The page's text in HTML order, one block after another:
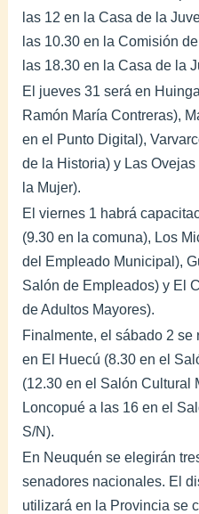
las 12 en la Casa de la
las 10.30 en la Comisión
las 18.30 en la Casa de la
El jueves 31 será en
Ramón María Contreras),
en el Punto Digital),
de la Historia) y Las
la Mujer).
El viernes 1 habrá
(9.30 en la comuna), Los
del Empleado Municipal),
Salón de Empleados) y El
de Adultos Mayores).
Finalmente, el sábado 2
en El Huecú (8.30 en el
(12.30 en el Salón Cultural
Loncopué a las 16 en el
S/N).
En Neuquén se elegirán
senadores nacionales. El
utilizará en la Provincia se